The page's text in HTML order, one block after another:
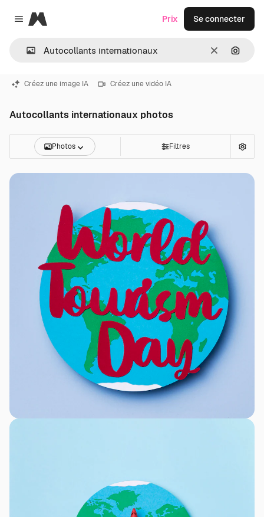
Close menu
Magnific
Effacer
Prix Se connecter
Créez une image IA Créez une vidéo IA
Autocollants internationaux photos
Photos Filtres